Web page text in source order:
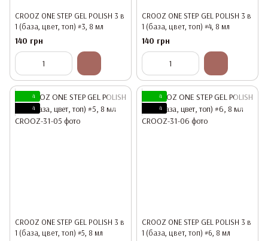
CROOZ ONE STEP GEL POLISH 3 в
1 (база, цвет, топ) #3, 8 мл
140 грн
CROOZ ONE STEP GEL POLISH 3 в
1 (база, цвет, топ) #4, 8 мл
140 грн
4
4
CROOZ ONE STEP GEL POLISH 3 в
1 (база, цвет, топ) #5, 8 мл
4
4
CROOZ ONE STEP GEL POLISH 3 в
1 (база, цвет, топ) #6, 8 мл